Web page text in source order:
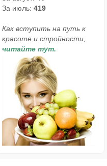
За июль: 419
Как вступить на путь к
красоте и стройности,
читайте тут.